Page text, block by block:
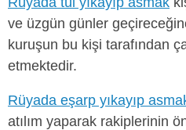
ve üzgün günler
kuruşun bu kişi tarafından
etmektedir.
Rüyada eşarp yıkayıp
atılım yaparak rakiplerinin